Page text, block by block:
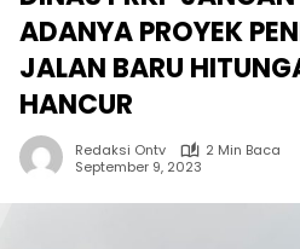
ADANYA PROYEK
JALAN BARU
HANCUR
Redaksi Ontv
2 Min Baca
September 9, 2023